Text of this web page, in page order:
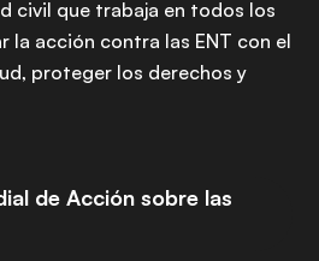
civil que trabaja en todos los
la acción contra las ENT con el
proteger los derechos y
de Acción sobre las